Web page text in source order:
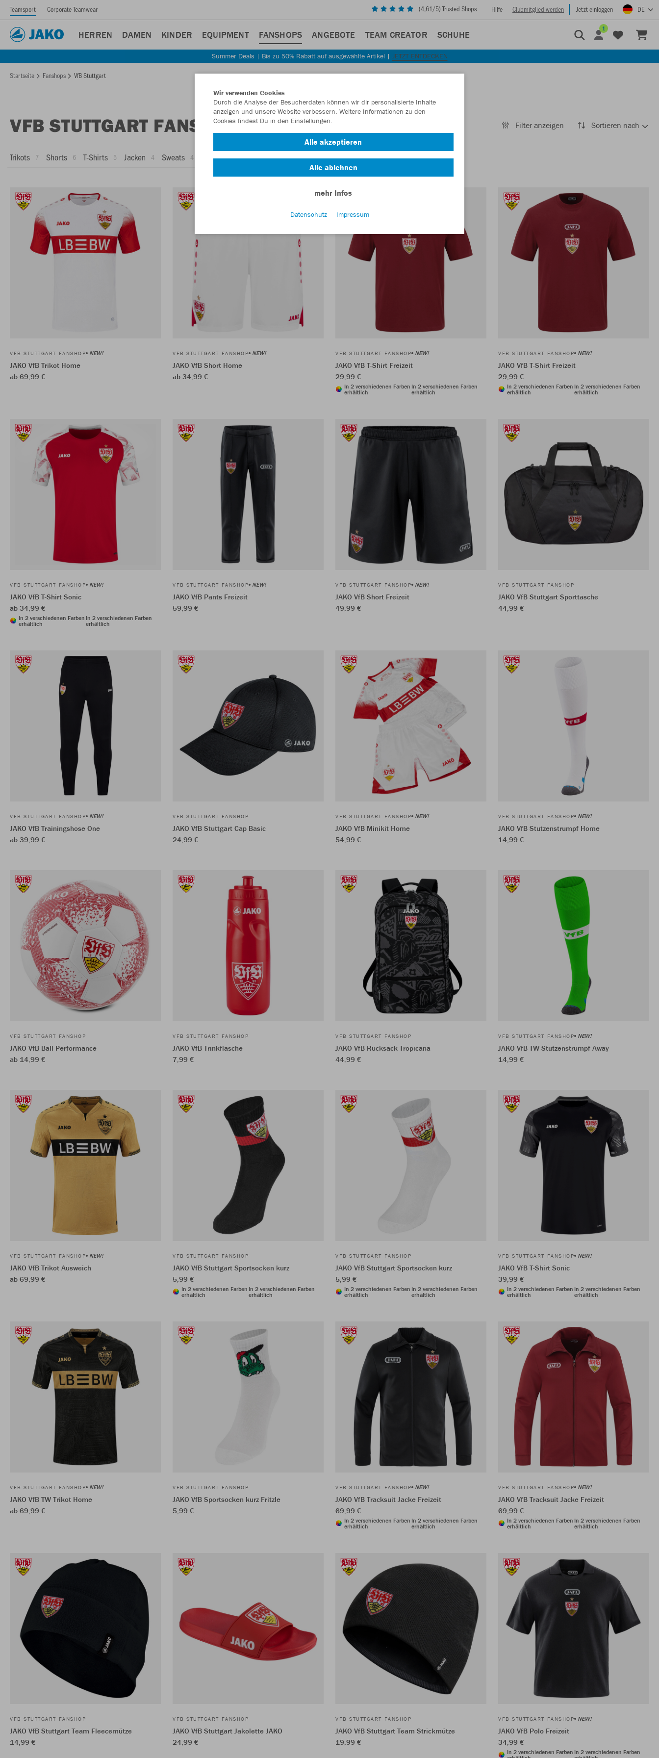
Teamsport Corporate Teamwear (4,61/5) Trusted Shops Hilfe Clubmitglied werden Jetzt einloggen DE
HERREN DAMEN KINDER EQUIPMENT FANSHOPS ANGEBOTE TEAM CREATOR SCHUHE
1
Summer Deals | Bis zu 50% Rabatt auf ausgewählte Artikel | JETZT ENTDECKEN
Startseite Fanshops VfB Stuttgart
VFB STUTTGART FANSHOP Filter anzeigen Sortieren nach
Trikots 7 Shorts 6 T-Shirts 5 Jacken 4 Sweats 4 Hosen 2 Polos 2 Ziptops 2 Accessiores 1
VFB STUTTGART FANSHOP NEW!
JAKO VfB Trikot Home
ab 69,99 €
VFB STUTTGART FANSHOP NEW!
JAKO VfB Short Home
ab 34,99 €
VFB STUTTGART FANSHOP NEW!
JAKO VfB T-Shirt Freizeit
29,99 €
In 2 verschiedenen Farben
erhältlich
In 2 verschiedenen Farben
erhältlich
VFB STUTTGART FANSHOP NEW!
JAKO VfB T-Shirt Freizeit
29,99 €
In 2 verschiedenen Farben
erhältlich
In 2 verschiedenen Farben
erhältlich
VFB STUTTGART FANSHOP NEW!
JAKO VfB T-Shirt Sonic
ab 34,99 €
In 2 verschiedenen Farben
erhältlich
In 2 verschiedenen Farben
erhältlich
VFB STUTTGART FANSHOP NEW!
JAKO VfB Pants Freizeit
59,99 €
VFB STUTTGART FANSHOP NEW!
JAKO VfB Short Freizeit
49,99 €
VFB STUTTGART FANSHOP
JAKO VfB Stuttgart Sporttasche
44,99 €
VFB STUTTGART FANSHOP NEW!
JAKO VfB Trainingshose One
ab 39,99 €
VFB STUTTGART FANSHOP
JAKO VfB Stuttgart Cap Basic
24,99 €
VFB STUTTGART FANSHOP NEW!
JAKO VfB Minikit Home
54,99 €
VFB STUTTGART FANSHOP NEW!
JAKO VfB Stutzenstrumpf Home
14,99 €
VFB STUTTGART FANSHOP
JAKO VfB Ball Performance
ab 14,99 €
VFB STUTTGART FANSHOP
JAKO VfB Trinkflasche
7,99 €
VFB STUTTGART FANSHOP
JAKO VfB Rucksack Tropicana
44,99 €
VFB STUTTGART FANSHOP NEW!
JAKO VfB TW Stutzenstrumpf Away
14,99 €
VFB STUTTGART FANSHOP NEW!
JAKO VfB Trikot Ausweich
ab 69,99 €
VFB STUTTGART FANSHOP
JAKO VfB Stuttgart Sportsocken kurz
5,99 €
In 2 verschiedenen Farben
erhältlich
In 2 verschiedenen Farben
erhältlich
VFB STUTTGART FANSHOP
JAKO VfB Stuttgart Sportsocken kurz
5,99 €
In 2 verschiedenen Farben
erhältlich
In 2 verschiedenen Farben
erhältlich
VFB STUTTGART FANSHOP NEW!
JAKO VfB T-Shirt Sonic
39,99 €
In 2 verschiedenen Farben
erhältlich
In 2 verschiedenen Farben
erhältlich
VFB STUTTGART FANSHOP NEW!
JAKO VfB TW Trikot Home
ab 69,99 €
VFB STUTTGART FANSHOP
JAKO VfB Sportsocken kurz Fritzle
5,99 €
VFB STUTTGART FANSHOP NEW!
JAKO VfB Tracksuit Jacke Freizeit
69,99 €
In 2 verschiedenen Farben
erhältlich
In 2 verschiedenen Farben
erhältlich
VFB STUTTGART FANSHOP NEW!
JAKO VfB Tracksuit Jacke Freizeit
69,99 €
In 2 verschiedenen Farben
erhältlich
In 2 verschiedenen Farben
erhältlich
VFB STUTTGART FANSHOP
JAKO VfB Stuttgart Team Fleecemütze
14,99 €
VFB STUTTGART FANSHOP
JAKO VfB Stuttgart Jakolette JAKO
24,99 €
VFB STUTTGART FANSHOP
JAKO VfB Stuttgart Team Strickmütze
19,99 €
VFB STUTTGART FANSHOP NEW!
JAKO VfB Polo Freizeit
34,99 €
In 2 verschiedenen Farben In 2 verschiedenen Farben
Wir verwenden Cookies
Durch die Analyse der Besucherdaten können wir dir personalisierte Inhalte
anzeigen und unsere Website verbessern. Weitere Informationen zu den
Cookies findest Du in den Einstellungen.
Alle akzeptieren
Alle ablehnen
mehr Infos
Datenschutz Impressum